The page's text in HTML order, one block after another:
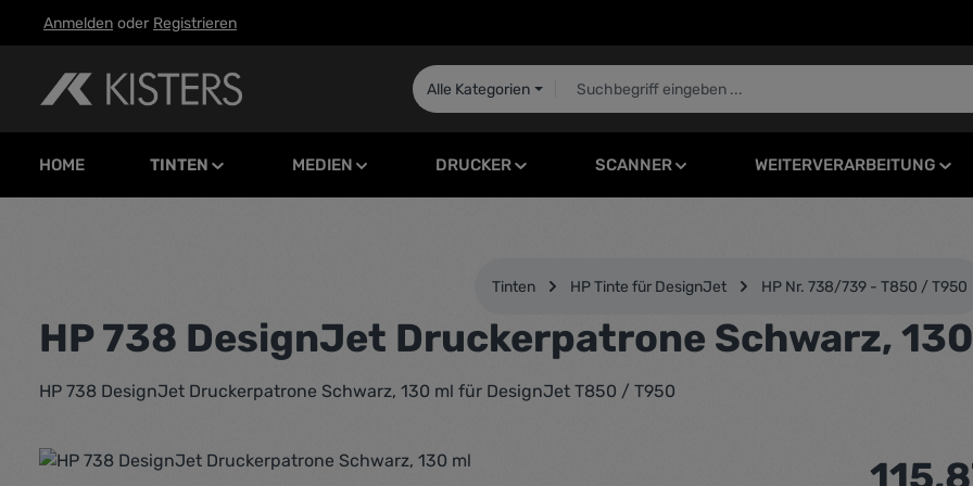
Hauptinhalt springen
Zur Suche springen
Zur Hauptnavigation springen
Anmelden oder Registrieren
Alle Kategorien
HOME TINTEN MEDIEN DRUCKER SCANNER WEITERVERARBEITUNG
Tinten HP Tinte für DesignJet HP Nr. 738/739 - T850 / T950
HP 738 DesignJet Druckerpatrone Schwarz,
HP 738 DesignJet Druckerpatrone Schwarz, 130 ml für DesignJet T850 / T950
Bildergalerie überspringen Regulärer